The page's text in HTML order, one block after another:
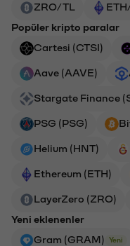
ZRO/TL
Popüler kripto paralar
Cartesi (CTSI)
Aave (AAVE)
Stargate Finance
PSG (PSG)
Helium (HNT)
Ethereum (ETH)
LayerZero (ZRO)
Yeni eklenenler
Gram (GRAM)
Yeni